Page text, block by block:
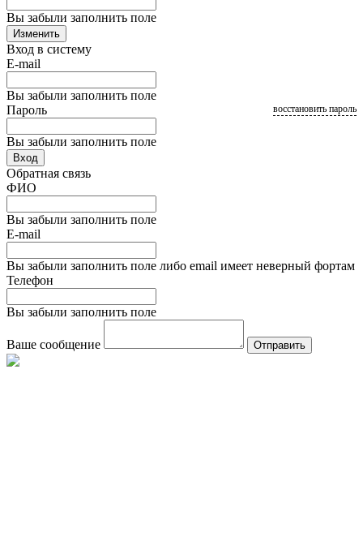
Вы забыли заполнить поле
Изменить
Вход в систему
E-mail
Вы забыли заполнить поле
Пароль
Вы забыли заполнить поле
восстановить пароль
Вход
Обратная связь
ФИО
Вы забыли заполнить поле
E-mail
Вы забыли заполнить поле либо email имеет неверный фортам
Телефон
Вы забыли заполнить поле
Ваше сообщение Отправить